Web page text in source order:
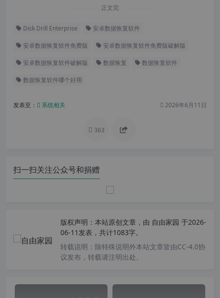
正文完
Disk Drill Enterprise 安卓数据恢复软件
安卓数据恢复软件免费版 安卓数据恢复软件免费版破解版
安卓数据恢复软件破解版 数据恢复 数据恢复软件
数据恢复软件哪个好用
发表至： 系统相关 2026年6月11日
363
扫一扫关注公众号和捐赠
版权声明： 本站原创文章，由 自由家园 于2026-
06-11发表，共计1083字。
转载说明： 除特殊说明外本站文章皆由CC-4.0协
议发布，转载请注明出处。